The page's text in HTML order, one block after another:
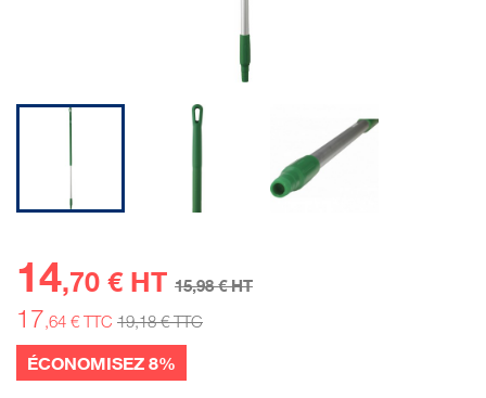
14,70 € HT 15,98 € HT
17,64 € TTC 19,18 € TTC
ÉCONOMISEZ 8%